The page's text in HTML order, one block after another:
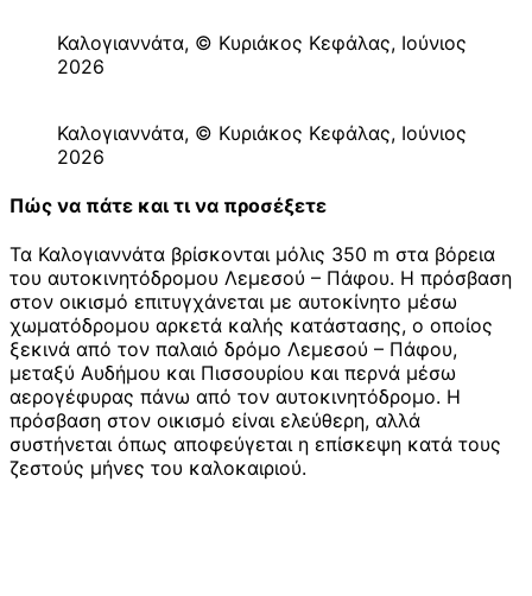
Καλογιαννάτα, © Κυριάκος Κεφάλας, Ιούνιος
2026
Καλογιαννάτα, © Κυριάκος Κεφάλας, Ιούνιος
2026
Πώς να πάτε και τι να προσέξετε
Τα Καλογιαννάτα βρίσκονται μόλις 350 m στα βόρεια
του αυτοκινητόδρομου Λεμεσού – Πάφου. Η πρόσβαση
στον οικισμό επιτυγχάνεται με αυτοκίνητο μέσω
χωματόδρομου αρκετά καλής κατάστασης, ο οποίος
ξεκινά από τον παλαιό δρόμο Λεμεσού – Πάφου,
μεταξύ Αυδήμου και Πισσουρίου και περνά μέσω
αερογέφυρας πάνω από τον αυτοκινητόδρομο. Η
πρόσβαση στον οικισμό είναι ελεύθερη, αλλά
συστήνεται όπως αποφεύγεται η επίσκεψη κατά τους
ζεστούς μήνες του καλοκαιριού.